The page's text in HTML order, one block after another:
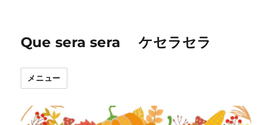
Que sera sera ケセラセラ
メニュー